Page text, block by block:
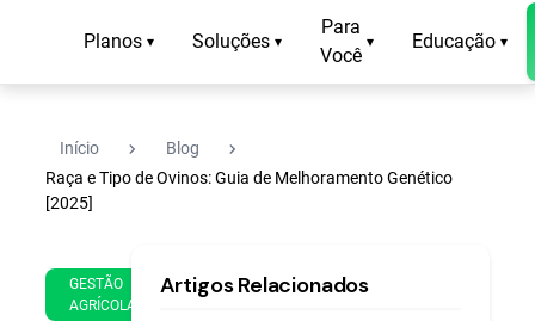
Planos ▾ Soluções ▾
Para
Você
▾ Educação ▾
Início navigate_next Blog navigate_next
Raça e Tipo de Ovinos: Guia de Melhoramento Genético
[2025]
GESTÃO
AGRÍCOLA
Feb
min
Artigos Relacionados